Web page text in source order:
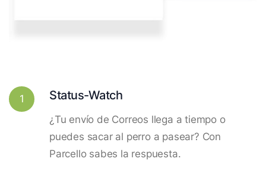
1 Status-Watch
¿Tu envío de Correos llega a tiempo o
puedes sacar al perro a pasear? Con
Parcello sabes la respuesta.